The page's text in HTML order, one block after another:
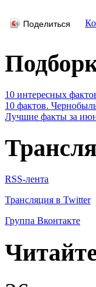
Поделиться
10 интересных
10 фактов.
Лучшие факты за
RSS-лента
Трансляция в Twitter
Группа Вконтакте